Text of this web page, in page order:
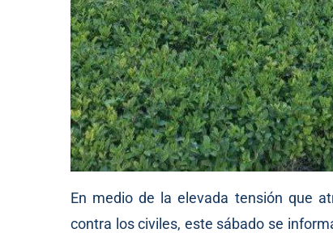
En medio de la elevada tensión que
contra los civiles, este sábado se